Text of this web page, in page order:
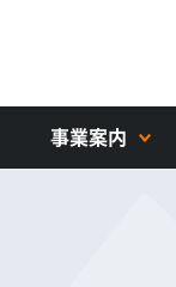
事業案内